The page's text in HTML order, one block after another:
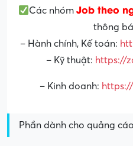
Các nhómJob theo
thông
– Hành chính, Kế toán:
– Kỹ thuật: https://
– Kinh doanh:
Phần dành cho quảng cáo